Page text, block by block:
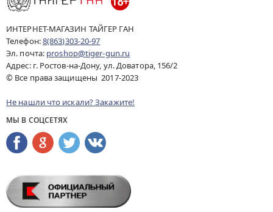
ИНТЕРНЕТ-МАГАЗИН ТАЙГЕР ГАН
Телефон:8(863)303-20-97
Эл. почта: proshop@tiger-gun.ru
Адрес: г. Ростов-на-Дону, ул. Доватора, 156/2
© Все права защищены 2017-2023
Не нашли что искали? Закажите!
МЫ В СОЦСЕТЯХ